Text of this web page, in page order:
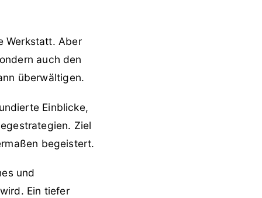
Werkstatt. Aber
auch den
überwältigen.
Einblicke,
Ziel
begeistert.
und
Ein tiefer